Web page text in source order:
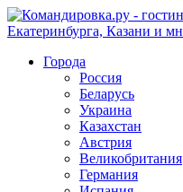
Города
Россия
Беларусь
Украина
Казахстан
Австрия
Великобритания
Германия